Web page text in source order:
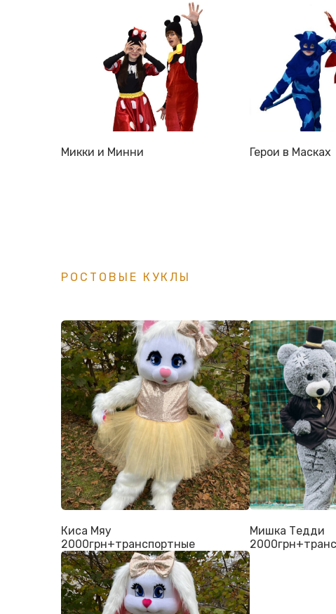
Микки и Минни Герои в Масках
РОСТОВЫЕ КУКЛЫ
Киса Мяу
2000грн+транспортные
Мишка Тедди